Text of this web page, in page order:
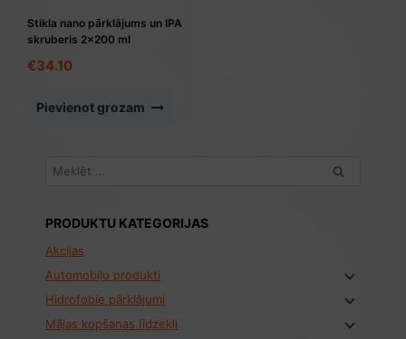
Stikla nano pārklājums un IPA
skruberis 2×200 ml
€34.10
Pievienot grozam
Meklēt:
PRODUKTU KATEGORIJAS
Akcijas
Automobiļu produkti
Hidrofobie pārklājumi
Mājas kopšanas līdzekļi